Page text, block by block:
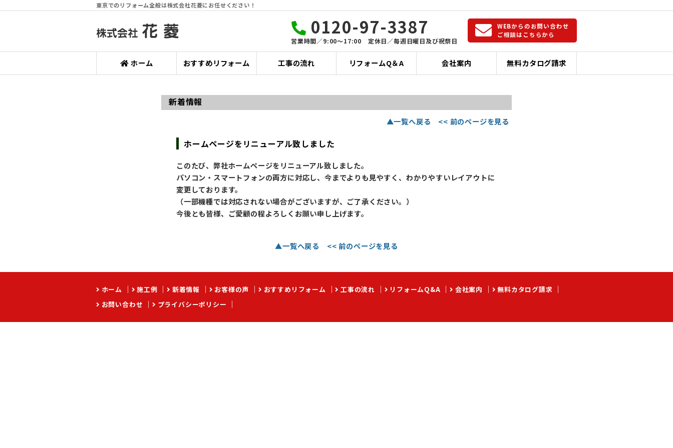
東京でのリフォーム全般は株式会社花菱にお任せください！
0120-97-3387
営業時間／9:00〜17:00 定休日／毎週日曜日及び祝祭日
WEBからのお問い合わせ
ご相談はこちらから
ホーム おすすめリフォーム 工事の流れ リフォームQ＆A 会社案内 無料カタログ請求
新着情報
▲一覧へ戻る << 前のページを見る
ホームページをリニューアル致しました
このたび、弊社ホームページをリニューアル致しました。
パソコン・スマートフォンの両方に対応し、今までよりも見やすく、わかりやすいレイアウトに
変更しております。
（一部機種では対応されない場合がございますが、ご了承ください。）
今後とも皆様、ご愛顧の程よろしくお願い申し上げます。
▲一覧へ戻る << 前のページを見る
ホーム 施工例 新着情報 お客様の声 おすすめリフォーム 工事の流れ リフォームQ&A 会社案内
無料カタログ請求
お問い合わせ
プライバシーポリシー